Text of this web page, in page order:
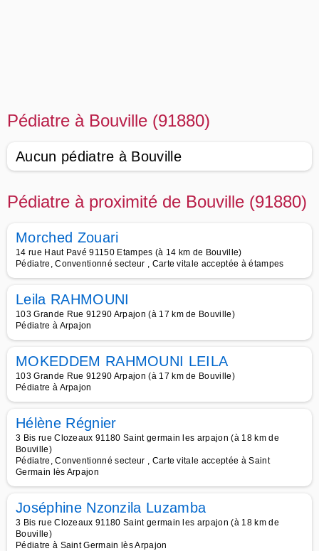
Pédiatre à Bouville (91880)
Aucun pédiatre à Bouville
Pédiatre à proximité de Bouville (91880)
Morched Zouari
14 rue Haut Pavé 91150 Etampes (à 14 km de Bouville)
Pédiatre, Conventionné secteur , Carte vitale acceptée à étampes
Leila RAHMOUNI
103 Grande Rue 91290 Arpajon (à 17 km de Bouville)
Pédiatre à Arpajon
MOKEDDEM RAHMOUNI LEILA
103 Grande Rue 91290 Arpajon (à 17 km de Bouville)
Pédiatre à Arpajon
Hélène Régnier
3 Bis rue Clozeaux 91180 Saint germain les arpajon (à 18 km de
Bouville)
Pédiatre, Conventionné secteur , Carte vitale acceptée à Saint
Germain lès Arpajon
Joséphine Nzonzila Luzamba
3 Bis rue Clozeaux 91180 Saint germain les arpajon (à 18 km de
Bouville)
Pédiatre à Saint Germain lès Arpajon